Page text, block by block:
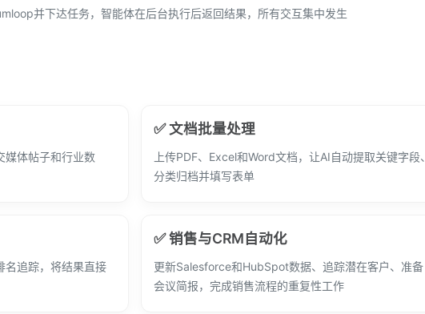
并下达任务，智能体在后台执行后返回结果，所有交互集中发生
媒体帖子和行业数
✅ 文档批量处理
上传PDF、Excel和Word文档，让AI自动提取关键字段、
分类归档并填写表单
名追踪，将结果直接
✅ 销售与CRM自动化
更新Salesforce和HubSpot数据、追踪潜在客户、准备
会议简报，完成销售流程的重复性工作